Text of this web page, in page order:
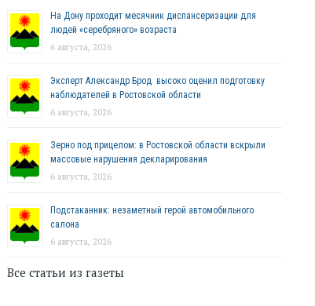
На Дону проходит месячник диспансеризации для
людей «серебряного» возраста
6 августа, 2026
Эксперт Александр Брод высоко оценил подготовку
наблюдателей в Ростовской области
6 августа, 2026
Зерно под прицелом: в Ростовской области вскрыли
массовые нарушения декларирования
6 августа, 2026
Подстаканник: незаметный герой автомобильного
салона
6 августа, 2026
Все статьи из газеты